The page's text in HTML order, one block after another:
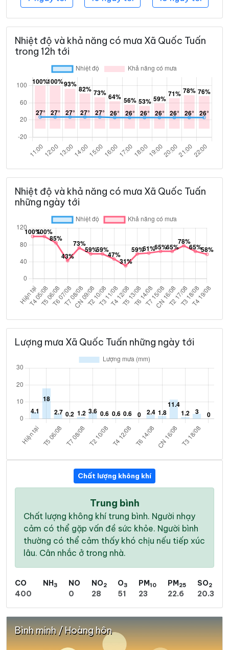
Nhiệt độ và khả năng có mưa Xã Quốc Tuấn
trong 12h tới
Nhiệt độ và khả năng có mưa Xã Quốc Tuấn
những ngày tới
Lượng mưa Xã Quốc Tuấn những ngày tới
Chất lượng không khí
Trung bình
Chất lượng không khí trung bình. Người nhạy
cảm có thể gặp vấn đề sức khỏe. Người bình
thường có thể cảm thấy khó chịu nếu tiếp xúc
lâu. Cân nhắc ở trong nhà.
CO
400
NH3
NO
0
NO2
28
O3
51
PM10
23
PM25
22.6
SO2
20.3
Bình minh / Hoàng hôn